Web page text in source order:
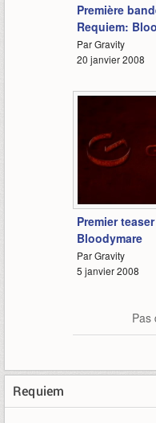
Première
Requiem:
Par Gravity
20 janvier 2008
Premier
Bloodymare
Par Gravity
5 janvier 2008
Pas
Requiem